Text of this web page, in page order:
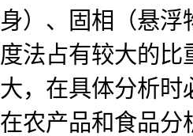
身）、固相（悬浮
度法占有较大的比
大，在具体分析时
在农产品和食品分